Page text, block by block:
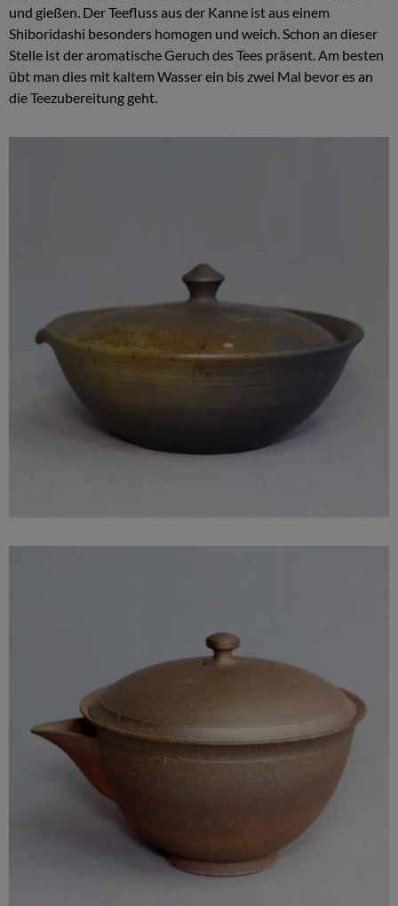
und gießen. Der Teefluss aus der Kanne ist aus einem
Shiboridashi besonders homogen und weich. Schon an dieser
Stelle ist der aromatische Geruch des Tees präsent. Am besten
übt man dies mit kaltem Wasser ein bis zwei Mal bevor es an
die Teezubereitung geht.